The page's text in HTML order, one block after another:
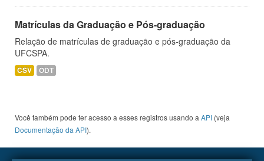
Matrículas da Graduação e Pós-graduação
Relação de matrículas de graduação e pós-graduação da
UFCSPA.
CSV ODT
Você também pode ter acesso a esses registros usando a API (veja
Documentação da API).